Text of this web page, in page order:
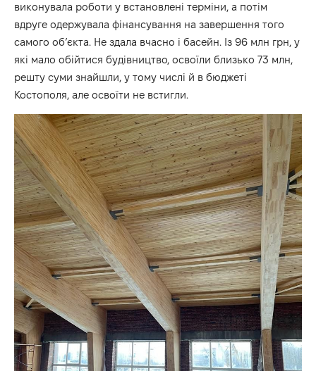
виконувала роботи у встановлені терміни, а потім
вдруге одержувала фінансування на завершення того
самого об’єкта. Не здала вчасно і басейн. Із 96 млн грн, у
які мало обійтися будівництво, освоїли близько 73 млн,
решту суми знайшли, у тому числі й в бюджеті
Костополя, але освоїти не встигли.